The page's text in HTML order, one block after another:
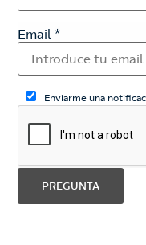
Email*
Enviarme una